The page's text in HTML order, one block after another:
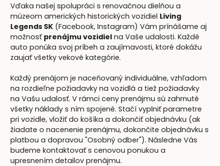
Vďaka našej spolupráci s renovačnou dielňou a
múzeom amerických historických vozidiel Living
Legends SK (Facebook,Instagram) Vám prínášame aj
možnosť prenájmu vozidiel na Vaše udalosti. Každé
auto ponúka svoj príbeh a zaujímavosti, ktoré dokážu
zaujať všetky vekové kategórie.
Každý prenájom je naceňovaný individuálne, vzhľadom
na rozdieľne požiadavky na vozidlá a tiež požiadavky
na Vašu udalosť. V rámci ceny prenájmu sú zahrnuté
všetky náklady s ním spojené. Stačí vyplniť parametre
pri vozidle, vložiť do košíka a dokončiť objednávku (ak
žiadate o nacenenie prenájmu, dokončite objednávku s
platbou a dopravou "Osobný odber"). Následne Vás
budeme kontaktovať s cenovou ponukou a
upresnením detailov prenájmu.